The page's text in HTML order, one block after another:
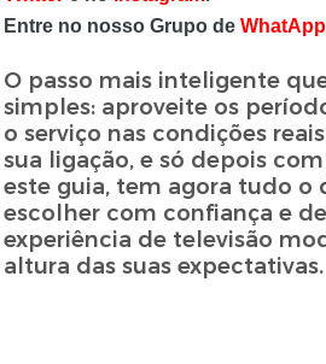
Entre no nosso Grupo deWhatApp
O passo mais inteligente
simples: aproveite os
o serviço nas condições
sua ligação, e só depois
este guia, tem agora tudo o
escolher com confiança e
experiência de televisão
altura das suas expectativas.